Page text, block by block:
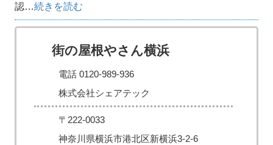
認…続きを読む
街の屋根やさん横浜
電話 0120-989-936
株式会社シェアテック
〒222-0033
神奈川県横浜市港北区新横浜3-2-6